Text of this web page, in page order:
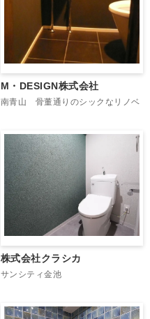
M・DESIGN株式会社
南青山 骨董通りのシックなリノベ
株式会社クラシカ
サンシティ金池